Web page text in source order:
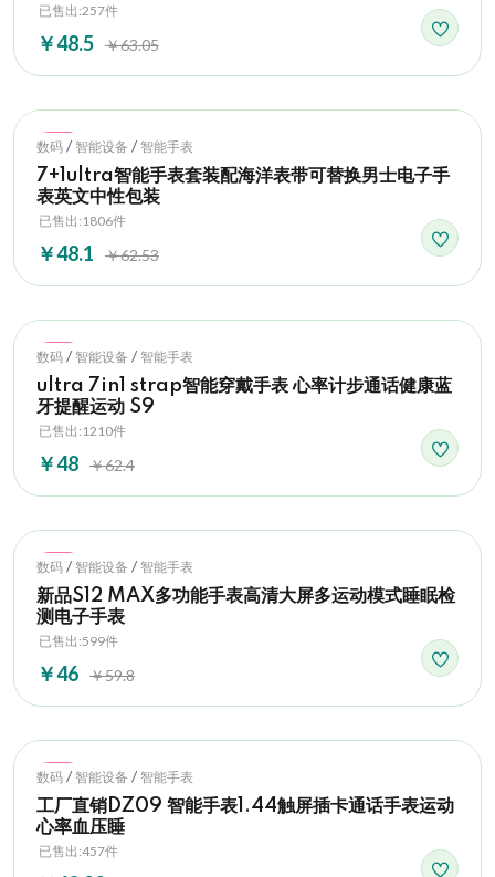
已售出:257件
￥48.5 ￥63.05
Hot
数码 / 智能设备 / 智能手表
7+1ultra智能手表套装配海洋表带可替换男士电子手
表英文中性包装
已售出:1806件
￥48.1 ￥62.53
Hot
数码 / 智能设备 / 智能手表
ultra 7in1 strap智能穿戴手表 心率计步通话健康蓝
牙提醒运动 S9
已售出:1210件
￥48 ￥62.4
Hot
数码 / 智能设备 / 智能手表
新品S12 MAX多功能手表高清大屏多运动模式睡眠检
测电子手表
已售出:599件
￥46 ￥59.8
Hot
数码 / 智能设备 / 智能手表
工厂直销DZ09 智能手表1.44触屏插卡通话手表运动
心率血压睡
已售出:457件